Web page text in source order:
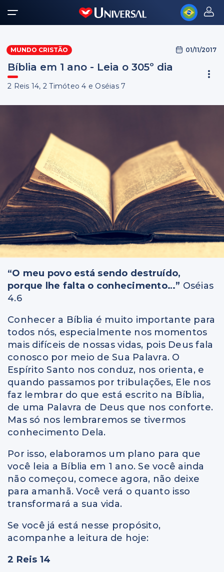
MUNDO CRISTÃO 01/11/2017
Bíblia em 1 ano - Leia o 305º dia
2 Reis 14, 2 Timóteo 4 e Oséias 7
“O meu povo está sendo destruído,
porque lhe falta o conhecimento…” Oséias
4.6
Conhecer a Bíblia é muito importante para
todos nós, especialmente nos momentos
mais difíceis de nossas vidas, pois Deus fala
conosco por meio de Sua Palavra. O
Espírito Santo nos conduz, nos orienta, e
quando passamos por tribulações, Ele nos
faz lembrar do que está escrito na Bíblia,
de uma Palavra de Deus que nos conforte.
Mas só nos lembraremos se tivermos
conhecimento Dela.
Por isso, elaboramos um plano para que
você leia a Bíblia em 1 ano. Se você ainda
não começou, comece agora, não deixe
para amanhã. Você verá o quanto isso
transformará a sua vida.
Se você já está nesse propósito,
acompanhe a leitura de hoje:
2 Reis 14